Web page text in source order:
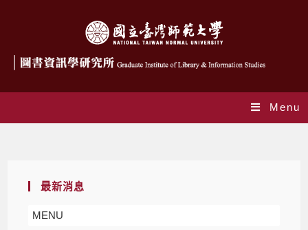
Menu
最新消息
MENU